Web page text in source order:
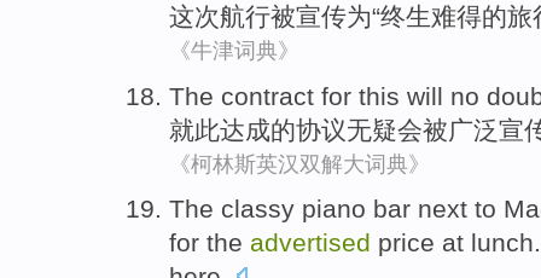
这次航行被宣传为“终生难得的旅
《牛津词典》
The contract for this will no
就此达成的协议无疑会被广泛宣
《柯林斯英汉双解大词典》
The classy piano bar next to
for the advertised price at lunch